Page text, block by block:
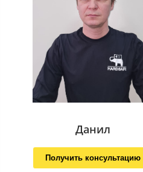
Данил
Получить консультацию